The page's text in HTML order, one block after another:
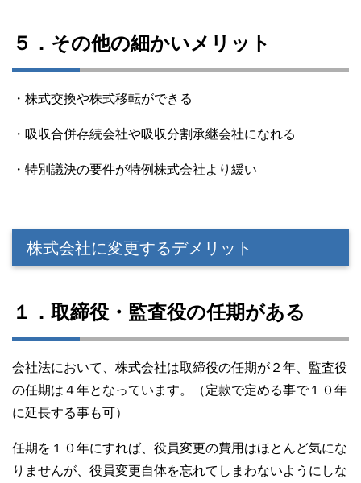
５．その他の細かいメリット
・株式交換や株式移転ができる
・吸収合併存続会社や吸収分割承継会社になれる
・特別議決の要件が特例株式会社より緩い
株式会社に変更するデメリット
１．取締役・監査役の任期がある
会社法において、株式会社は取締役の任期が２年、監査役
の任期は４年となっています。（定款で定める事で１０年
に延長する事も可）
任期を１０年にすれば、役員変更の費用はほとんど気にな
りませんが、役員変更自体を忘れてしまわないようにしな